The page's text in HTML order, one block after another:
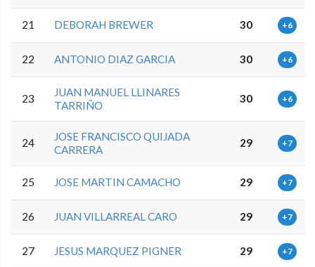
21 DEBORAH BREWER 30 +6
22 ANTONIO DIAZ GARCIA 30 +6
23
JUAN MANUEL LLINARES
TARRIÑO
30 +6
24
JOSE FRANCISCO QUIJADA
CARRERA
29 +7
25 JOSE MARTIN CAMACHO 29 +7
26 JUAN VILLARREAL CARO 29 +7
27 JESUS MARQUEZ PIGNER 29 +7